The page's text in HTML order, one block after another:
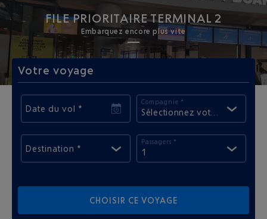
FILE PRIORITAIRE TERMINAL 2
Embarquez encore plus vite
Votre voyage
Date du vol *
Compagnie *
Sélectionnez votre
Destination *
Passagers *
1
CHOISIR CE VOYAGE